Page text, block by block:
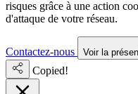
risques grâce à une action
d'attaque de votre réseau.
Contactez-nous Voir la
Copied!